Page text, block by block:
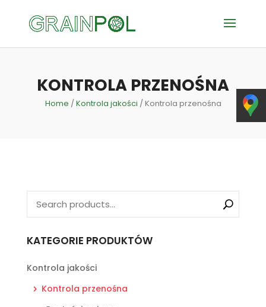
KONTROLA PRZENOŚNA
Home /Kontrola jakości / Kontrola przenośna
KATEGORIE PRODUKTÓW
Kontrola jakości
Kontrola przenośna